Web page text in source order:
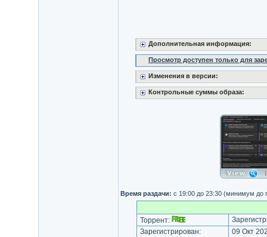
Дополнительная информация:
Просмотр доступен только для
Изменения в версии:
Контрольные суммы образа:
Время раздачи: с 19:00 до 23:30 (минимум до
Торрент:
Зарегистрирован:
09 Окт